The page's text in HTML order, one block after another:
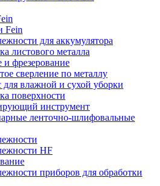
Fein
для аккумулятора
листового металла
фрезерование
сверление по металлу
влажной и сухой уборки
поверхности
инструмент
ленточно-шлифовальные
HF
приборов для обработки